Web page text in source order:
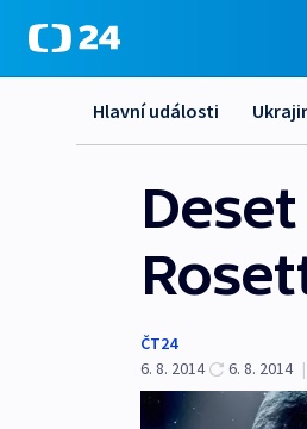
Hlavní události
ČT24
6. 8. 2014
6. 8. 2014 |